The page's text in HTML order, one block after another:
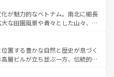
ーツなど、バラエティ豊かな料理
なお、新着の台湾情報は コンテンツ一覧を参
四季折々の自然美を楽しむことが
や焼肉、絶品のストリートフード
理が待っている。夜には、韓国な
韓国の多彩な魅力を心ゆくまで味
てみてほしい。 なお、新着の韓国情報はコンテンツ一
が魅力的なベトナム。南北に細長
な田園風景や青々とした山々、世
息づく。ハノイの古い町並みやホ
治時代の建物も、独特の雰囲気を
バラエティの豊かさとおいしさで
置する豊かな自然と歴史が息づく
層ビルが立ち並ぶ一方、伝統的な